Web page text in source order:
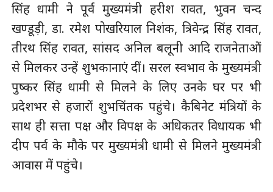
सिंह धामी ने पूर्व मुख्यमंत्री हरीश रावत, भुवन चन्द
खण्डूड़ी, डा. रमेश पोखरियाल निशंक, त्रिवेन्द्र सिंह रावत,
तीरथ सिंह रावत, सांसद अनिल बलूनी आदि राजनेताओं
से मिलकर उन्हें शुभकानाएं दीं। सरल स्वभाव के मुख्यमंत्री
पुष्कर सिंह धामी से मिलने के लिए उनके घर पर भी
प्रदेशभर से हजारों शुभचिंतक पहुंचे। कैबिनेट मंत्रियों के
साथ ही सत्ता पक्ष और विपक्ष के अधिकतर विधायक भी
दीप पर्व के मौके पर मुख्यमंत्री धामी से मिलने मुख्यमंत्री
आवास में पहुंचे।